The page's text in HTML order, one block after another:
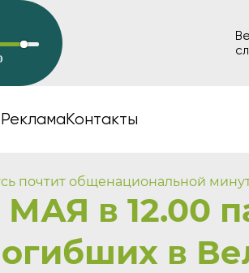
РекламаКонтакты
почтит общенациональной
МАЯ в 12.00
в